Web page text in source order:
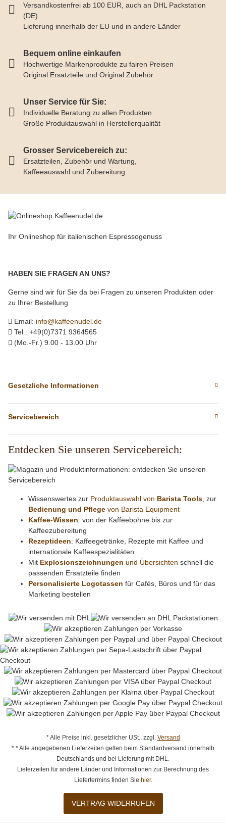
Versandkostenfrei ab 100 EUR, auch an DHL Packstation
(DE)
Lieferung innerhalb der EU und in andere Länder
Bequem online einkaufen
Hochwertige Markenprodukte zu fairen Preisen
Original Ersatzteile und Original Zubehör
Unser Service für Sie:
Individuelle Beratung zu allen Produkten
Große Produktauswahl in Herstellerqualität
Grosser Servicebereich zu:
Ersatzteilen, Zubehör und Wartung,
Kaffeeauswahl und Zubereitung
Ihr Onlineshop für italienischen Espressogenuss
HABEN SIE FRAGEN AN UNS?
Gerne sind wir für Sie da bei Fragen zu unseren Produkten oder
zu Ihrer Bestellung
Email: info@kaffeenudel.de
Tel.: +49(0)7371 9364565
(Mo.-Fr.) 9.00 - 13.00 Uhr
Gesetzliche Informationen
Servicebereich
Entdecken Sie unseren Servicebereich:
Wissenswertes zur Produktauswahl von Barista Tools , zur
Bedienung und Pflege von Barista Equipment
Kaffee-Wissen: von der Kaffeebohne bis zur
Kaffeezubereitung
Rezeptideen: Kaffeegetränke, Rezepte mit Kaffee und
internationale Kaffeespezialitäten
Mit Explosionszeichnungen und Übersichten schnell die
passenden Ersatzteile finden
Personalisierte Logotassen für Cafés, Büros und für das
Marketing bestellen
* Alle Preise inkl. gesetzlicher USt., zzgl. Versand
* * Alle angegebenen Lieferzeiten gelten beim Standardversand innerhalb
Deutschlands und bei Lieferung mit DHL.
Lieferzeiten für andere Länder und Informationen zur Berechnung des
Liefertermins finden Sie hier.
VERTRAG WIDERRUFEN